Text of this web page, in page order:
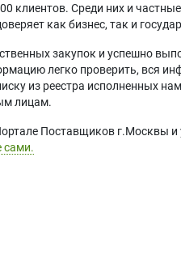
клиентов. Среди них и
как бизнес, так и
закупок и успешно
легко проверить, вся
из реестра исполненных
лицам.
Поставщиков г.Москвы
сами.